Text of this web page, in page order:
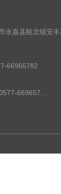
永嘉县瓯北镇安